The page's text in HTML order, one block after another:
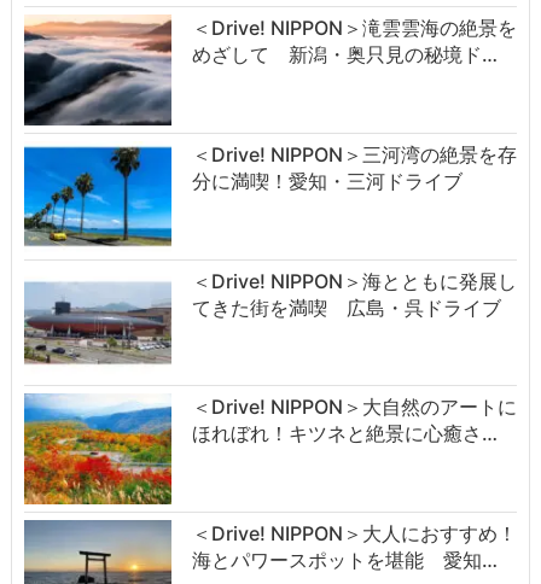
＜Drive! NIPPON＞滝雲雲海の絶景を
めざして 新潟・奥只見の秘境ド…
＜Drive! NIPPON＞三河湾の絶景を存
分に満喫！愛知・三河ドライブ
＜Drive! NIPPON＞海とともに発展し
てきた街を満喫 広島・呉ドライブ
＜Drive! NIPPON＞大自然のアートに
ほれぼれ！キツネと絶景に心癒さ…
＜Drive! NIPPON＞大人におすすめ！
海とパワースポットを堪能 愛知…